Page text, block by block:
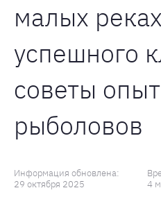
малых
успешного
советы
рыболовов
Информация обновлена:
29 октября 2025
4